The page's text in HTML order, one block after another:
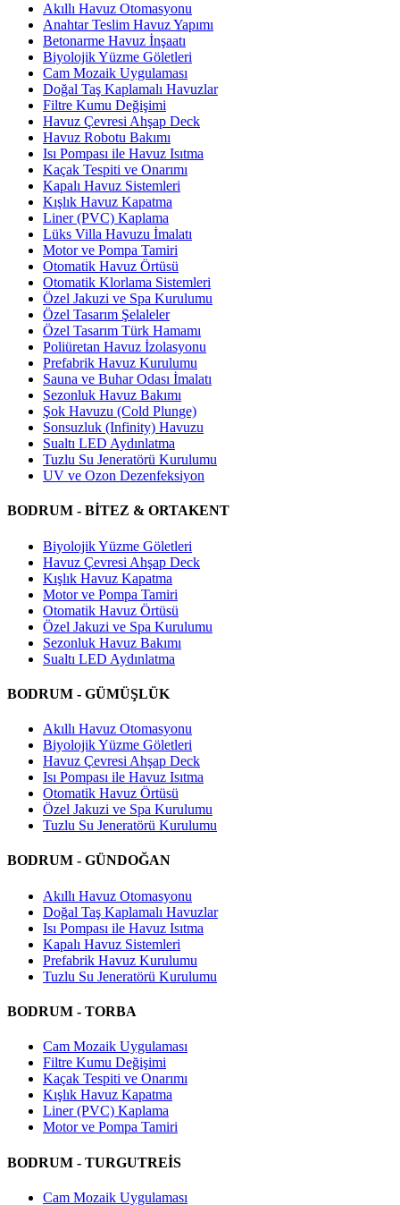
Akıllı Havuz Otomasyonu
Anahtar Teslim Havuz Yapımı
Betonarme Havuz İnşaatı
Biyolojik Yüzme Göletleri
Cam Mozaik Uygulaması
Doğal Taş Kaplamalı Havuzlar
Filtre Kumu Değişimi
Havuz Çevresi Ahşap Deck
Havuz Robotu Bakımı
Isı Pompası ile Havuz Isıtma
Kaçak Tespiti ve Onarımı
Kapalı Havuz Sistemleri
Kışlık Havuz Kapatma
Liner (PVC) Kaplama
Lüks Villa Havuzu İmalatı
Motor ve Pompa Tamiri
Otomatik Havuz Örtüsü
Otomatik Klorlama Sistemleri
Özel Jakuzi ve Spa Kurulumu
Özel Tasarım Şelaleler
Özel Tasarım Türk Hamamı
Poliüretan Havuz İzolasyonu
Prefabrik Havuz Kurulumu
Sauna ve Buhar Odası İmalatı
Sezonluk Havuz Bakımı
Şok Havuzu (Cold Plunge)
Sonsuzluk (Infinity) Havuzu
Sualtı LED Aydınlatma
Tuzlu Su Jeneratörü Kurulumu
UV ve Ozon Dezenfeksiyon
BODRUM - BİTEZ & ORTAKENT
Biyolojik Yüzme Göletleri
Havuz Çevresi Ahşap Deck
Kışlık Havuz Kapatma
Motor ve Pompa Tamiri
Otomatik Havuz Örtüsü
Özel Jakuzi ve Spa Kurulumu
Sezonluk Havuz Bakımı
Sualtı LED Aydınlatma
BODRUM - GÜMÜŞLÜK
Akıllı Havuz Otomasyonu
Biyolojik Yüzme Göletleri
Havuz Çevresi Ahşap Deck
Isı Pompası ile Havuz Isıtma
Otomatik Havuz Örtüsü
Özel Jakuzi ve Spa Kurulumu
Tuzlu Su Jeneratörü Kurulumu
BODRUM - GÜNDOĞAN
Akıllı Havuz Otomasyonu
Doğal Taş Kaplamalı Havuzlar
Isı Pompası ile Havuz Isıtma
Kapalı Havuz Sistemleri
Prefabrik Havuz Kurulumu
Tuzlu Su Jeneratörü Kurulumu
BODRUM - TORBA
Cam Mozaik Uygulaması
Filtre Kumu Değişimi
Kaçak Tespiti ve Onarımı
Kışlık Havuz Kapatma
Liner (PVC) Kaplama
Motor ve Pompa Tamiri
BODRUM - TURGUTREİS
Cam Mozaik Uygulaması